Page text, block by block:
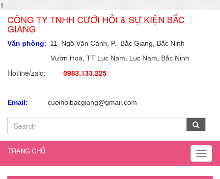
1
CÔNG TY TNHH CƯỚI HỎI & SỰ KIỆN BẮC
GIANG
Văn phòng: 11 Ngô Văn Cảnh, P. Bắc Giang, Bắc Ninh
Vườn Hoa, TT Lục Nam, Lục Nam, Bắc Ninh
Hotline/zalo: 0983.133.225
Email: cuoihoibacgiang@gmail.com
TRANG CHỦ